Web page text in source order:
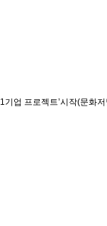
기업 프로젝트’시작(문화